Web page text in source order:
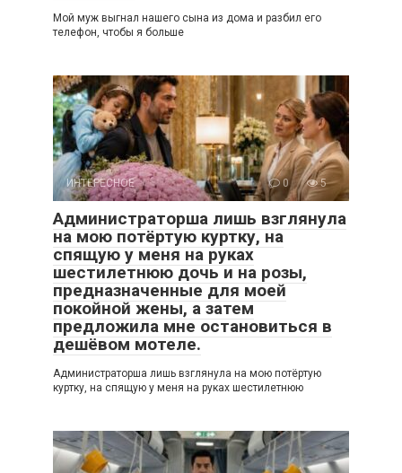
Мой муж выгнал нашего сына из дома и разбил его
телефон, чтобы я больше
ИНТЕРЕСНОЕ 0 5
Администраторша лишь взглянула
на мою потёртую куртку, на
спящую у меня на руках
шестилетнюю дочь и на розы,
предназначенные для моей
покойной жены, а затем
предложила мне остановиться в
дешёвом мотеле.
Администраторша лишь взглянула на мою потёртую
куртку, на спящую у меня на руках шестилетнюю